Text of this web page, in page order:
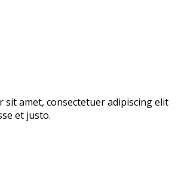
sit amet, consectetuer adipiscing elit
et justo.